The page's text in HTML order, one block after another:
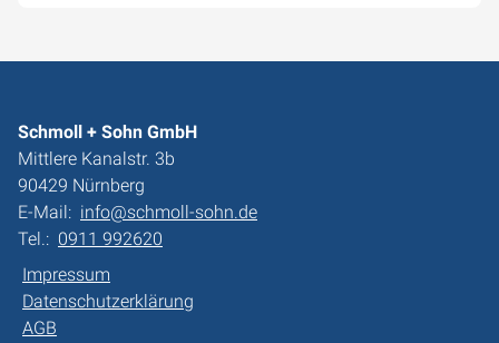
Schmoll + Sohn GmbH
Mittlere Kanalstr. 3b
90429 Nürnberg
E-Mail: info@schmoll-sohn.de
Tel.: 0911 992620
Impressum
Datenschutzerklärung
AGB